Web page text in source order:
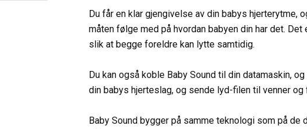
Du får en klar gjengivelse av din babys hjerterytme,
måten følge med på hvordan babyen din har det. Det
slik at begge foreldre kan lytte samtidig.
Du kan også koble Baby Sound til din datamaskin,
din babys hjerteslag, og sende lyd-filen til venner og
Baby Sound bygger på samme teknologi som på de